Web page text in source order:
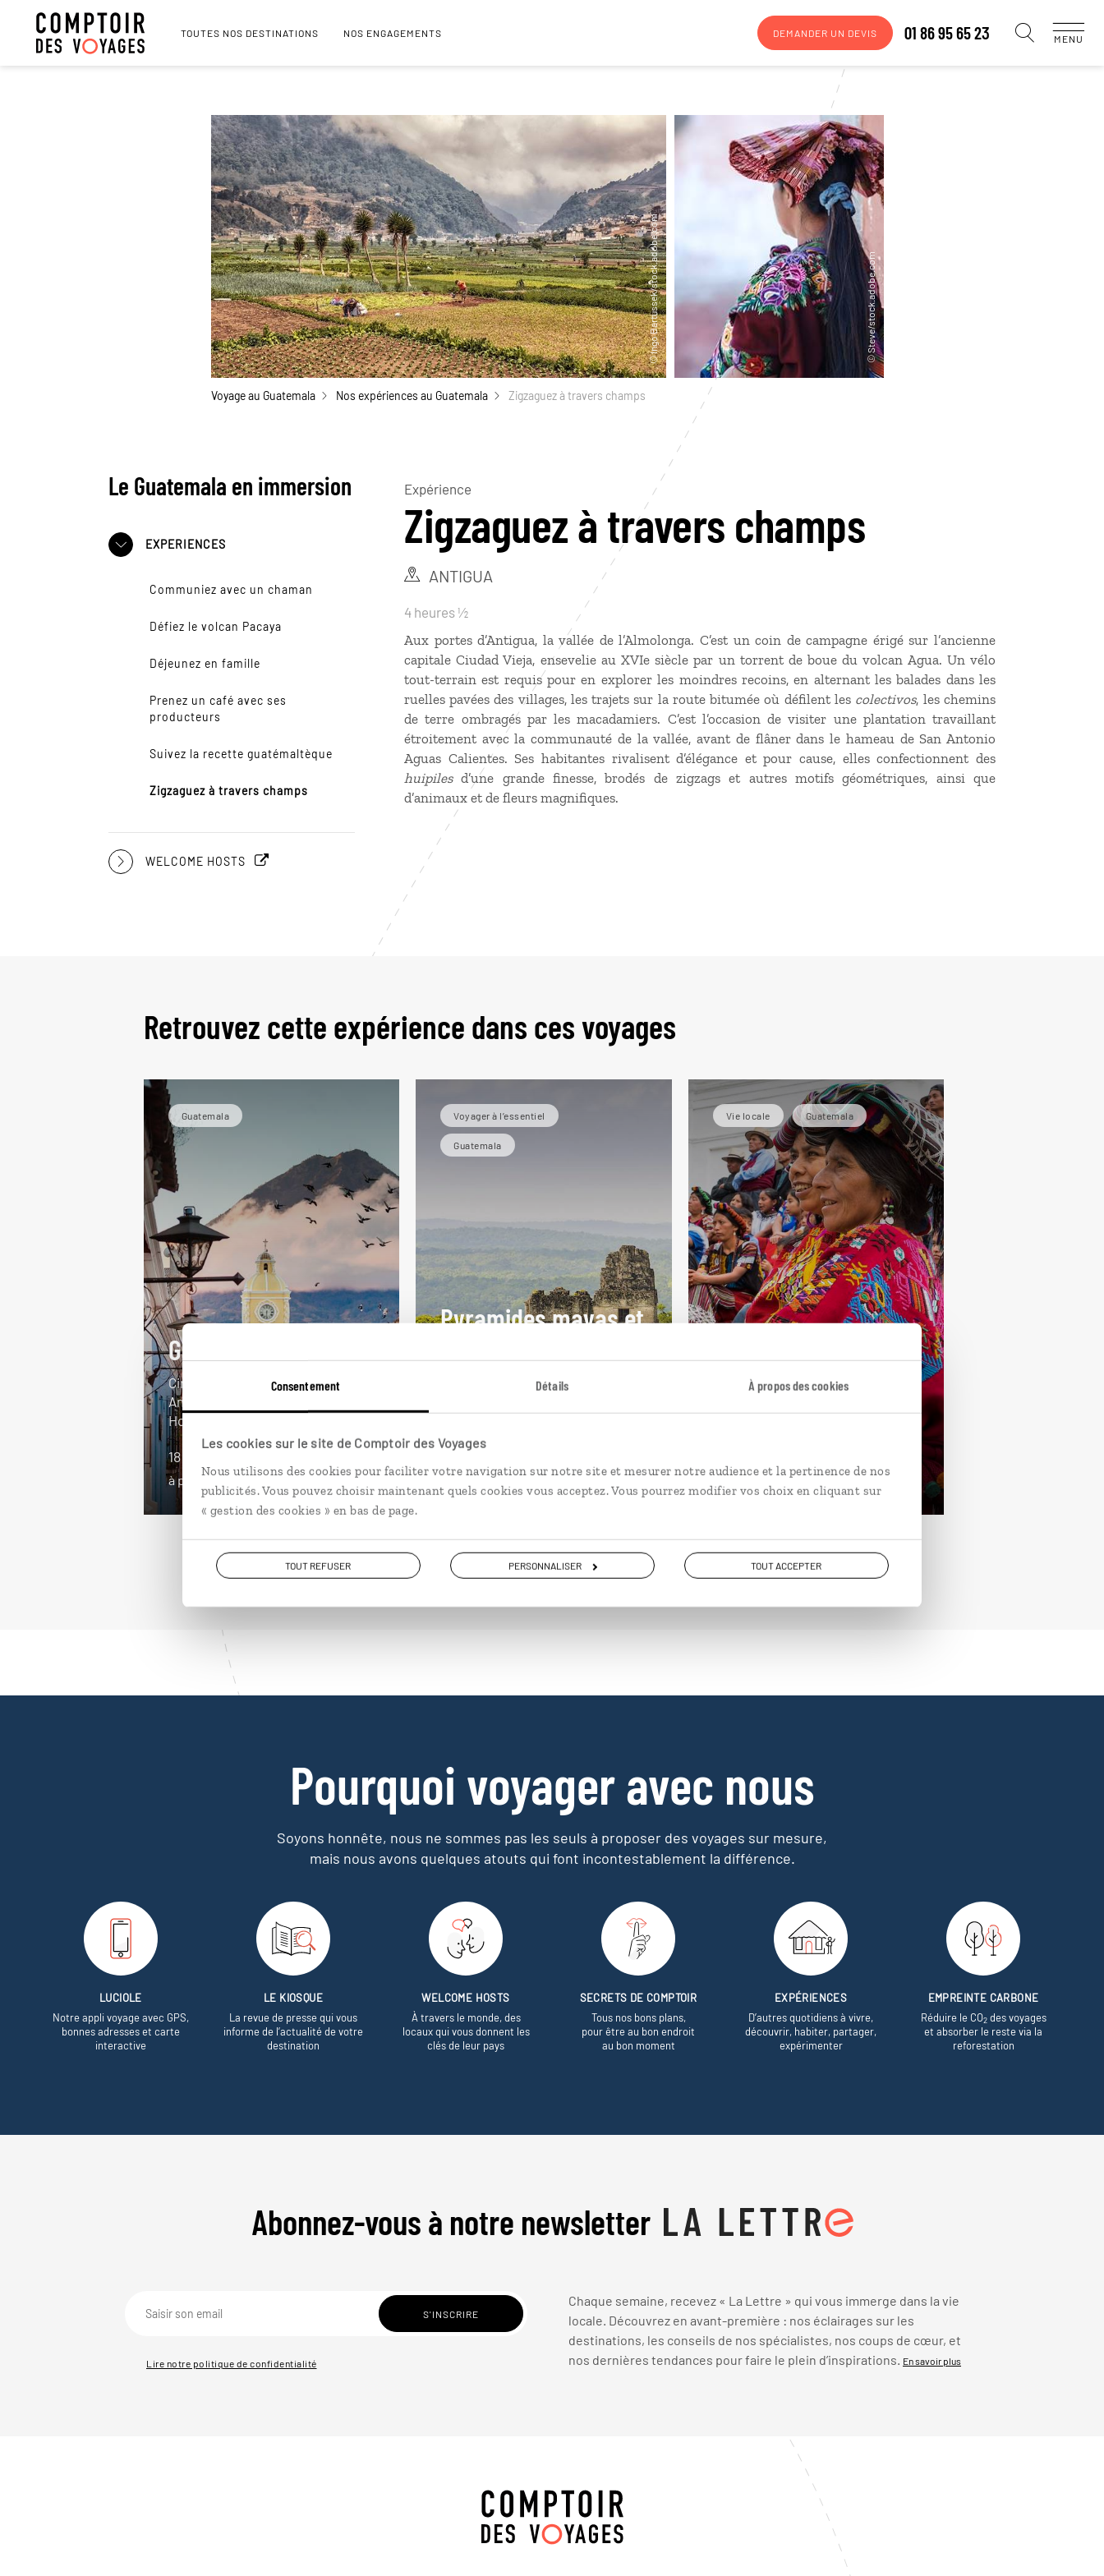
Consentement Détails À propos des cookies
Les cookies sur le site de Comptoir des Voyages
Nous utilisons des cookies pour faciliter votre navigation sur notre site et mesurer notre audience et la pertinence de nos
publicités. Vous pouvez choisir maintenant quels cookies vous acceptez. Vous pourrez modifier vos choix en cliquant sur
« gestion des cookies » en bas de page.
TOUT REFUSER PERSONNALISER TOUT ACCEPTER
TOUTES NOS DESTINATIONS NOS ENGAGEMENTS DEMANDER UN DEVIS 01 86 95 65 23 MENU
Voyage au Guatemala Nos expériences au Guatemala Zigzaguez à travers champs
Le Guatemala en immersion
EXPERIENCES
Communiez avec un chaman
Défiez le volcan Pacaya
Déjeunez en famille
Prenez un café avec ses
producteurs
Suivez la recette guatémaltèque
Zigzaguez à travers champs
WELCOME HOSTS
Expérience
Zigzaguez à travers champs
ANTIGUA
4 heures ½
Aux portes d’Antigua, la vallée de l’Almolonga. C’est un coin de campagne érigé sur l’ancienne
capitale Ciudad Vieja, ensevelie au XVIe siècle par un torrent de boue du volcan Agua. Un vélo
tout-terrain est requis pour en explorer les moindres recoins, en alternant les balades dans les
ruelles pavées des villages, les trajets sur la route bitumée où défilent les colectivos, les chemins
de terre ombragés par les macadamiers. C’est l’occasion de visiter une plantation travaillant
étroitement avec la communauté de la vallée, avant de flâner dans le hameau de San Antonio
Aguas Calientes. Ses habitantes rivalisent d’élégance et pour cause, elles confectionnent des
huipilesd’une grande finesse, brodés de zigzags et autres motifs géométriques, ainsi que
d’animaux et de fleurs magnifiques.
Retrouvez cette expérience dans ces voyages
Guatemala
Guatemala intégral
Circuit de Guatelama City à
Antigua en passant par Copán, au
Honduras.
18 jours / 16 nuits
à partir de 4100€
Voyager à l’essentiel
Guatemala
Pyramides mayas et
Circuit des essentiels
10 jours / 8 nuits
à partir de 3000€
Vie locale Guatemala
guatémaltèques
à partir de 3400€
Pourquoi voyager avec nous
Soyons honnête, nous ne sommes pas les seuls à proposer des voyages sur mesure,
mais nous avons quelques atouts qui font incontestablement la différence.
LUCIOLE
Notre appli voyage avec GPS,
bonnes adresses et carte
interactive
LE KIOSQUE
La revue de presse qui vous
informe de l’actualité de votre
destination
WELCOME HOSTS
À travers le monde, des
locaux qui vous donnent les
clés de leur pays
SECRETS DE COMPTOIR
Tous nos bons plans,
pour être au bon endroit
au bon moment
EXPÉRIENCES
D’autres quotidiens à vivre,
découvrir, habiter, partager,
expérimenter
EMPREINTE CARBONE
Réduire le CO2des voyages
et absorber le reste via la
reforestation
Abonnez-vous à notre newsletter
Lire notre politique de confidentialité
Chaque semaine, recevez « La Lettre » qui vous immerge dans la vie
locale. Découvrez en avant-première : nos éclairages sur les
destinations, les conseils de nos spécialistes, nos coups de cœur, et
nos dernières tendances pour faire le plein d’inspirations. En savoir plus